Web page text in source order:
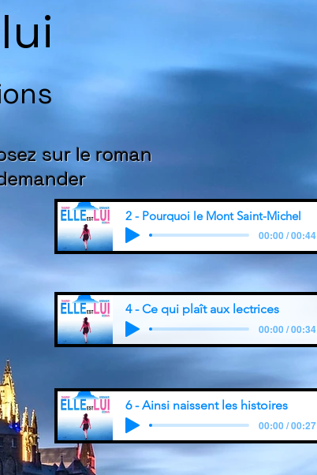
sur le roman
2 - Pourquoi le Mont Saint-Michel
00:00 / 00:44
4 - Ce qui plaît aux lectrices
00:00 / 00:34
6 - Ainsi naissent les histoires
00:00 / 00:27